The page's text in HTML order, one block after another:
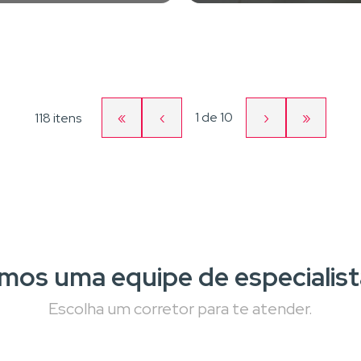
118 itens
Primeira
«
Página
‹ Página
1 de10
Próxima
›
Última
»
uma equipe de
Escolha um corretor para te atender.